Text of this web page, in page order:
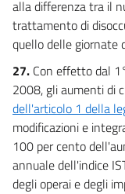
alla differenza tra il
trattamento di
quello delle giornate
27. Con effetto dal
2008, gli aumenti di
dell'articolo 1 della
modificazioni e
100 per cento
annuale dell'indice
degli operai e degli